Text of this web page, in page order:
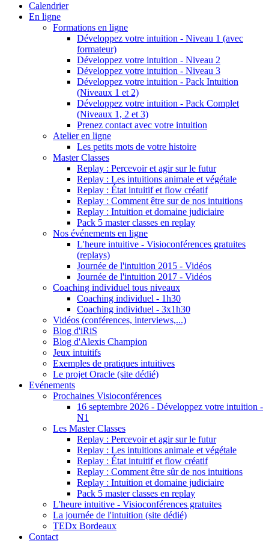
Calendrier
En ligne
Formations en ligne
Développez votre intuition - Niveau 1 (avec
formateur)
Développez votre intuition - Niveau 2
Développez votre intuition - Niveau 3
Développez votre intuition - Pack Intuition
(Niveaux 1 et 2)
Développez votre intuition - Pack Complet
(Niveaux 1, 2 et 3)
Prenez contact avec votre intuition
Atelier en ligne
Les petits mots de votre histoire
Master Classes
Replay : Percevoir et agir sur le futur
Replay : Les intuitions animale et végétale
Replay : État intuitif et flow créatif
Replay : Comment être sur de nos intuitions
Replay : Intuition et domaine judiciaire
Pack 5 master classes en replay
Nos événements en ligne
L'heure intuitive - Visioconférences gratuites
(replays)
Journée de l'intuition 2015 - Vidéos
Journée de l'intuition 2017 - Vidéos
Coaching individuel tous niveaux
Coaching individuel - 1h30
Coaching individuel - 3x1h30
Vidéos (conférences, interviews,...)
Blog d'iRiS
Blog d'Alexis Champion
Jeux intuitifs
Exemples de pratiques intuitives
Le projet Oracle (site dédié)
Evénements
Prochaines Visioconférences
16 septembre 2026 - Développez votre intuition -
N1
Les Master Classes
Replay : Percevoir et agir sur le futur
Replay : Les intuitions animale et végétale
Replay : État intuitif et flow créatif
Replay : Comment être sûr de nos intuitions
Replay : Intuition et domaine judiciaire
Pack 5 master classes en replay
L'heure intuitive - Visioconférences gratuites
La journée de l'intuition (site dédié)
TEDx Bordeaux
Contact